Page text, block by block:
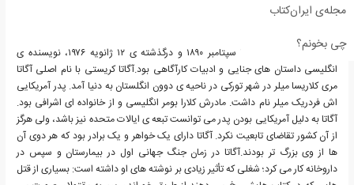
مجله‌ی ایران‌کتاب
چی بخونم؟
آگاتا کریستی، زاده ی ۱۵ سپتامبر ۱۸۹۰ و درگذشته ی ۱۲ ژانویه ۱۹۷۶، نویسنده ی
انگلیسی داستان های جنایی و ادبیات کارآگاهی بود.آگاتا کریستی با نام اصلی آگاتا
مری کلاریسا میلر در شهر تورکی در ناحیه ی دوون انگلستان به دنیا آمد. پدر آمریکایی
اش فردریک میلر نام داشت. مادرش کلارا بومر انگلیسی و از خانواده ای اشرافی بود.
آگاتا به دلیل آمریکایی بودن پدر می توانست تبعه ی ایالات متحده نیز باشد، ولی هرگز
از آن کشور تقاضای تابعیت نکرد. آگاتا دارای یک خواهر و یک برادر بود که هر دوی آن
ها از وی بزرگ تر بودند.آگاتا در زمان جنگ جهانی اول در بیمارستان و سپس در
داروخانه کار می کرد؛ شغلی که تأثیر زیادی بر نوشته های او داشته است: بسیاری از قتل